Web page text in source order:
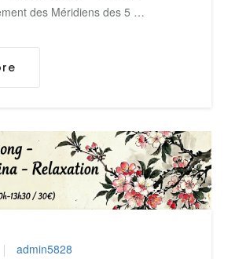
des Méridiens des 5 …
admin5828